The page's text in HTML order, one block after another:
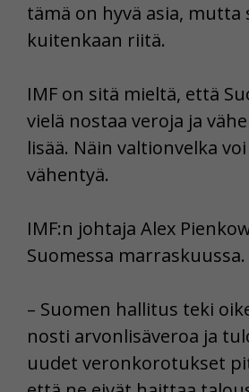
tämä on hyvä asia, mutta
kuitenkaan riitä.
IMF on sitä mieltä, että
vielä nostaa veroja ja
lisää. Näin valtionvelka
vähentyä.
IMF:n johtaja Alex
Suomessa marraskuussa.
– Suomen hallitus teki
nosti arvonlisäveroa ja
uudet veronkorotukset